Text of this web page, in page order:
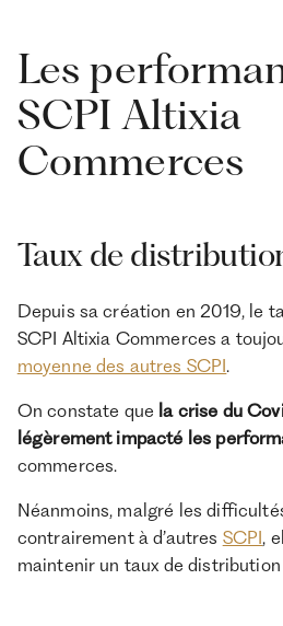
Les
SCPI Altixia
Commerces
Taux de
Depuis sa création en 2019, le
SCPI Altixia Commerces a
moyenne des autres SCPI.
On constate que la crise du
légèrement impacté les
commerces.
Néanmoins, malgré les
contrairement à d’autres SCPI,
maintenir un taux de